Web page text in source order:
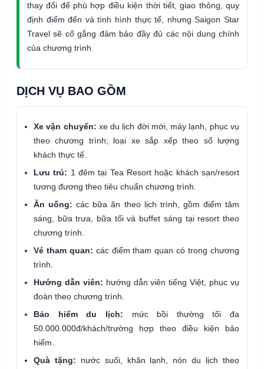
thay đổi để phù hợp điều kiện thời tiết, giao thông, quy
định điểm đến và tình hình thực tế, nhưng Saigon Star
Travel sẽ cố gắng đảm bảo đầy đủ các nội dung chính
của chương trình.
DỊCH VỤ BAO GỒM
Xe vận chuyển: xe du lịch đời mới, máy lạnh, phục vụ
theo chương trình; loại xe sắp xếp theo số lượng
khách thực tế.
Lưu trú: 1 đêm tại Tea Resort hoặc khách sạn/resort
tương đương theo tiêu chuẩn chương trình.
Ăn uống: các bữa ăn theo lịch trình, gồm điểm tâm
sáng, bữa trưa, bữa tối và buffet sáng tại resort theo
chương trình.
Vé tham quan: các điểm tham quan có trong chương
trình.
Hướng dẫn viên: hướng dẫn viên tiếng Việt, phục vụ
đoàn theo chương trình.
Bảo hiểm du lịch: mức bồi thường tối đa
50.000.000đ/khách/trường hợp theo điều kiện bảo
hiểm.
Quà tặng: nước suối, khăn lạnh, nón du lịch theo